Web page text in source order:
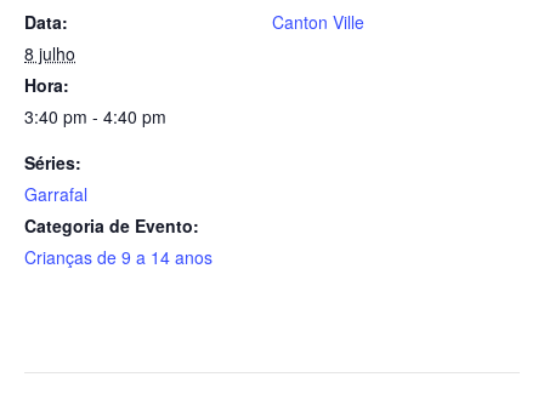
Data:
8 julho
Hora:
3:40 pm - 4:40 pm
Séries:
Garrafal
Categoria de Evento:
Crianças de 9 a 14 anos
Canton Ville